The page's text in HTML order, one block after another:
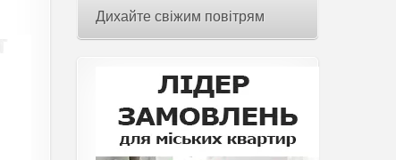
Дихайте свіжим повітрям